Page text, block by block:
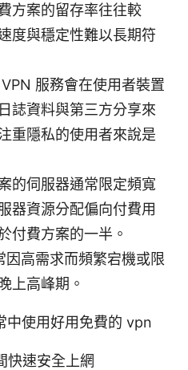
方案的留存率往往較
度與穩定性難以長期符
服務會在使用者裝置
誌資料與第三方分享來
重隱私的使用者來說是
的伺服器通常限定頻寬
器資源分配偏向付費用
付費方案的一半。
因高需求而頻繁宕機或限
上高峰期。
中使用好用免費的 vpn
快速安全上網